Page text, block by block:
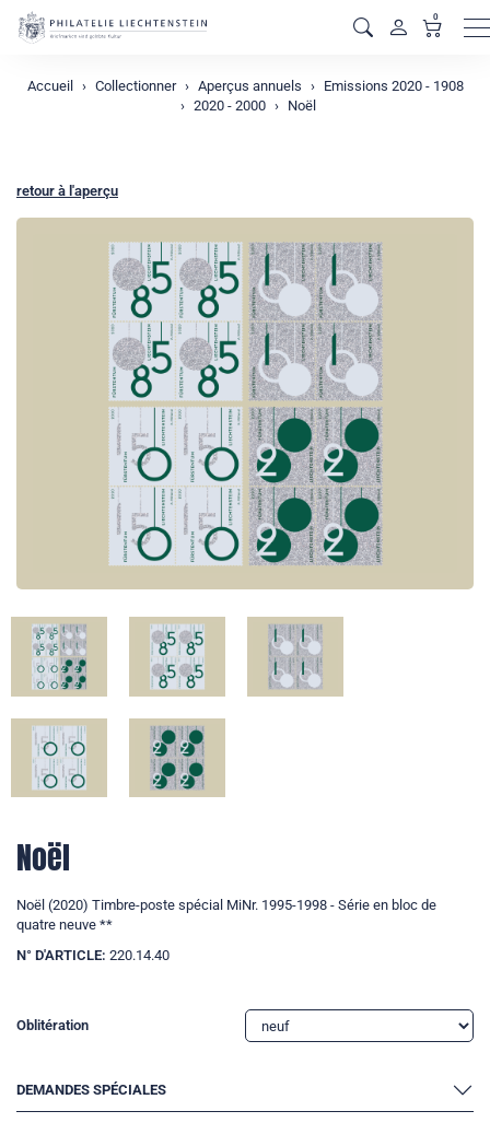
0
Accueil Collectionner Aperçus annuels
Emissions 2020 - 1908
2020 - 2000
Noël
retour à l'aperçu
Noël
Noël (2020) Timbre-poste spécial MiNr. 1995-1998 - Série en bloc de
quatre neuve **
N° D'ARTICLE: 220.14.40
Oblitération
DEMANDES SPÉCIALES